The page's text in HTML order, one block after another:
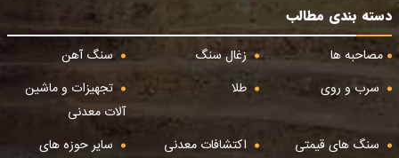
دسته بندی مطالب
مصاحبه ها
زغال سنگ
سنگ آهن
سرب و روی
طلا
تجهیزات و ماشین
آلات معدنی
سنگ های قیمتی
اکتشافات معدنی سایر حوزه های